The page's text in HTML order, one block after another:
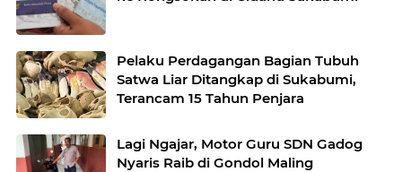
Pelaku Perdagangan Bagian Tubuh
Satwa Liar Ditangkap di Sukabumi,
Terancam 15 Tahun Penjara
Lagi Ngajar, Motor Guru SDN Gadog
Nyaris Raib di Gondol Maling